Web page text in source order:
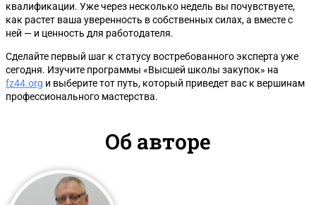
квалификации. Уже через несколько недель вы почувствуете,
как растет ваша уверенность в собственных силах, а вместе с
ней — и ценность для работодателя.
Сделайте первый шаг к статусу востребованного эксперта уже
сегодня. Изучите программы «Высшей школы закупок» на
fz44.org и выберите тот путь, который приведет вас к вершинам
профессионального мастерства.
Об авторе